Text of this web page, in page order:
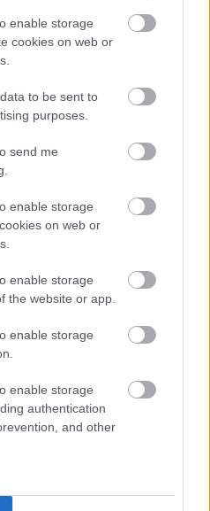
enable storage
cookies on web or
to be sent to
purposes.
send me
enable storage
on web or
enable storage
the website or app.
enable storage
enable storage
authentication
and other
Έναν κρίκο πάνω στον
σχοινιών όσοι και οι πρόσκοποι
δένουν τα μάτια τους και
από ένα παιδί, που είναι το
σε σειρές κατά Ενωμοτίες. Το
κάτω από τα πόδια του και το
THE SNAKE)